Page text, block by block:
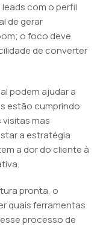
com o perfil
de gerar
o foco deve
de converter
podem ajudar a
estão cumprindo
visitas mas
a estratégia
a dor do cliente à
pronta, o
quais ferramentas
processo de